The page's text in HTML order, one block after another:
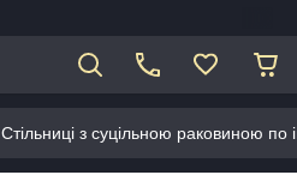
Стільниці з суцільною раковиною по